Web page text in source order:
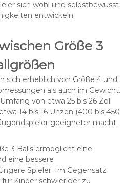
sich wohl und selbstbewusst
entwickeln.
Größe 3
sich erheblich von Größe 4 und
als auch im Gewicht.
von etwa 25 bis 26 Zoll
14 bis 16 Unzen (400 bis 450
geeigneter macht.
3 Balls ermöglicht eine
eine bessere
Spieler. Im Gegensatz
Kinder schwieriger zu